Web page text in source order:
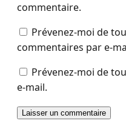
commentaire.
Prévenez-moi de
commentaires par e-
Prévenez-moi de
e-mail.